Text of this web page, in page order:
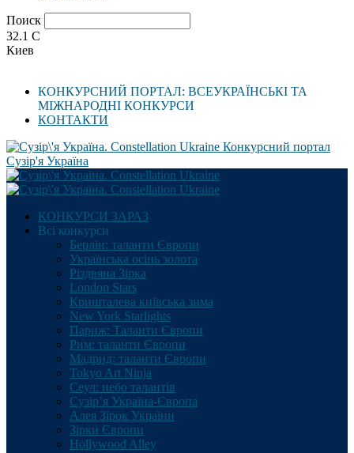
Поиск
32.1 C
Киев
КОНКУРСНИЙ ПОРТАЛ: ВСЕУКРАЇНСЬКІ ТА
МІЖНАРОДНІ КОНКУРСИ
КОНТАКТИ
Конкурсний портал
Сузір'я Україна
КОНКУРСИ ЗАРАЗ
Всі конкурси
Берлін: таланти Європи
Українська осінь золота
Різдвяна Зірка
London Stars
Кришталева київська зима
New York Starlights
Париж: Таланти Європи
Рим: таланти Європи
Мадрид: таланти Європи
Tokyo Art Ninja
Сеул: небо талантів
Сузір’я Україна-Європа
Алея Зірок України
Зірки Європи
Hollywood Alley